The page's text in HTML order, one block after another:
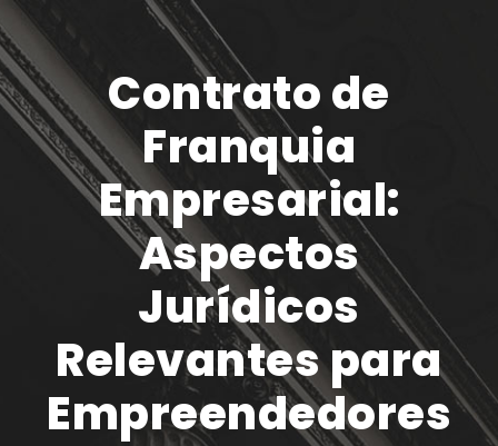
Contrato de
Franquia
Empresarial:
Aspectos
Jurídicos
Relevantes para
Empreendedores